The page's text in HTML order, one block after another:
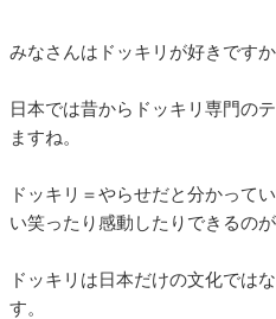
みなさんはドッキリが好きですか
日本では昔からドッキリ専門の
ますね。
ドッキリ＝やらせだと分かって
い笑ったり感動したりできるの
ドッキリは日本だけの文化では
す。